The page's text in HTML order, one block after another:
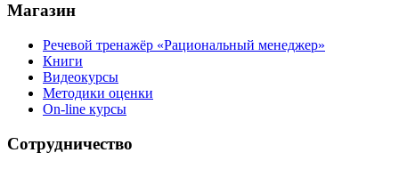
Магазин
Речевой тренажёр «Рациональный менеджер»
Книги
Видеокурсы
Методики оценки
On-line курсы
Сотрудничество